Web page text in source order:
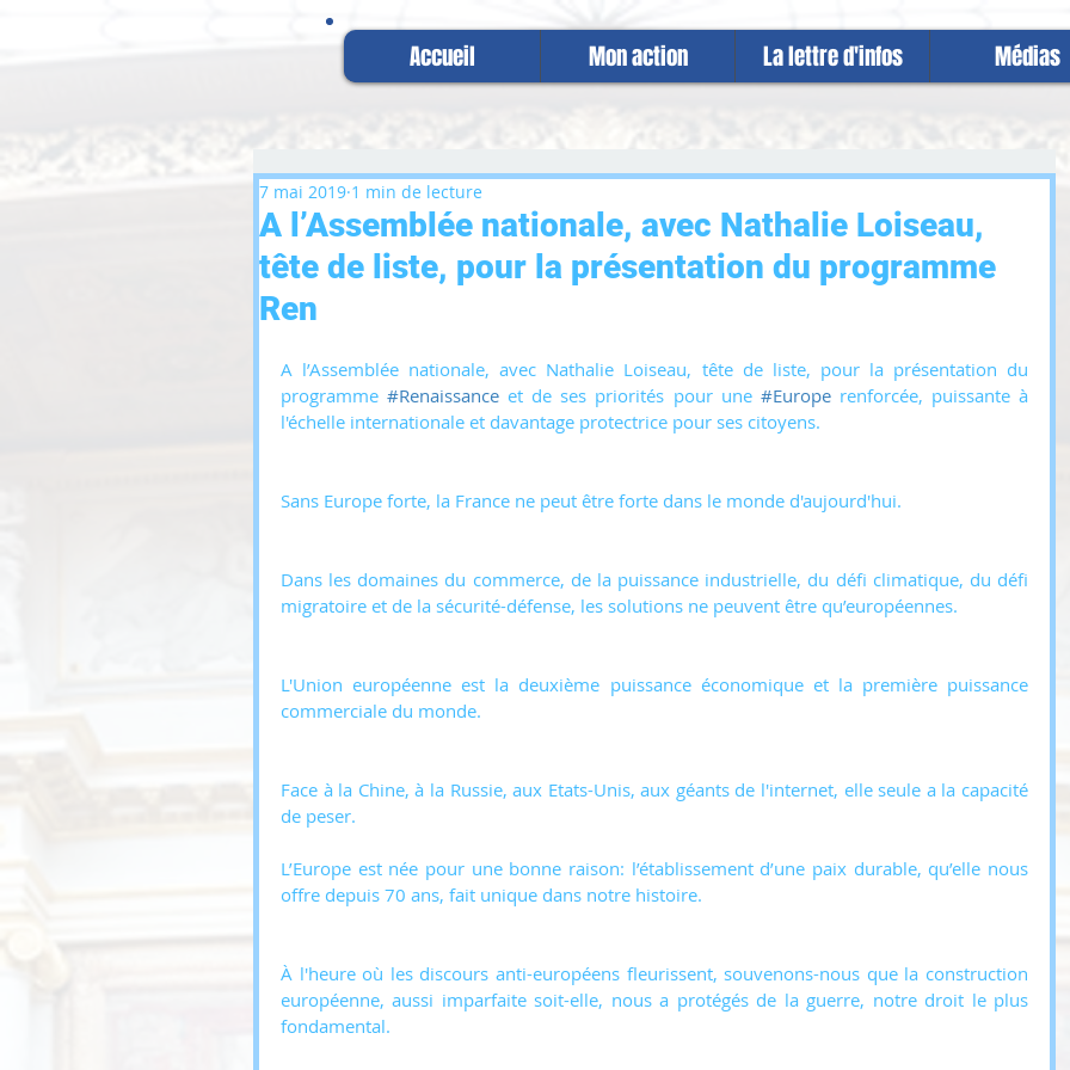
Accueil Mon action La lettre d'infos Médias
A l’Assemblée nationale, avec Nathalie Loiseau,
tête de liste, pour la présentation du programme
Ren
7 mai 2019 1 min de lecture
A l’Assemblée nationale, avec Nathalie Loiseau, tête de liste, pour la présentation du
programme #Renaissance et de ses priorités pour une #Europe renforcée, puissante à
l'échelle internationale et davantage protectrice pour ses citoyens.
Sans Europe forte, la France ne peut être forte dans le monde d'aujourd'hui.
Dans les domaines du commerce, de la puissance industrielle, du défi climatique, du défi
migratoire et de la sécurité-défense, les solutions ne peuvent être qu’européennes.
L'Union européenne est la deuxième puissance économique et la première puissance
commerciale du monde.
Face à la Chine, à la Russie, aux Etats-Unis, aux géants de l'internet, elle seule a la capacité
de peser.
L’Europe est née pour une bonne raison: l’établissement d’une paix durable, qu’elle nous
offre depuis 70 ans, fait unique dans notre histoire.
À l'heure où les discours anti-européens fleurissent, souvenons-nous que la construction
européenne, aussi imparfaite soit-elle, nous a protégés de la guerre, notre droit le plus
fondamental.